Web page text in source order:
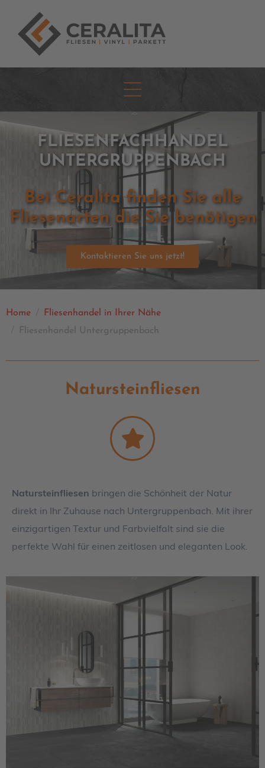
FLIESENFACHHANDEL
UNTERGRUPPENBACH
Bei Ceralita finden Sie alle
Fliesenarten die Sie benötigen
Kontaktieren Sie uns jetzt!
Home
Fliesenhandel in Ihrer Nähe
Fliesenhandel Untergruppenbach
Natursteinfliesen
Natursteinfliesen bringen die Schönheit der Natur
direkt in Ihr Zuhause nach Untergruppenbach. Mit ihrer
einzigartigen Textur und Farbvielfalt sind sie die
perfekte Wahl für einen zeitlosen und eleganten Look.